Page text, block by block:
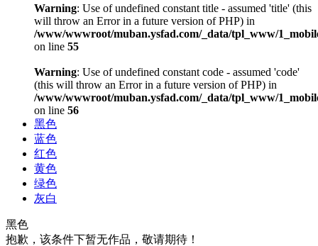
Warning: Use of undefined constant title - assumed 'title' (this
will throw an Error in a future version of PHP) in
/www/wwwroot/muban.ysfad.com/_data/tpl_www/
on line 55
Warning: Use of undefined constant code - assumed 'code'
(this will throw an Error in a future version of PHP) in
/www/wwwroot/muban.ysfad.com/_data/tpl_www/
on line 56
黑色
蓝色
红色
黄色
绿色
灰白
黑色
抱歉，该条件下暂无作品，敬请期待！